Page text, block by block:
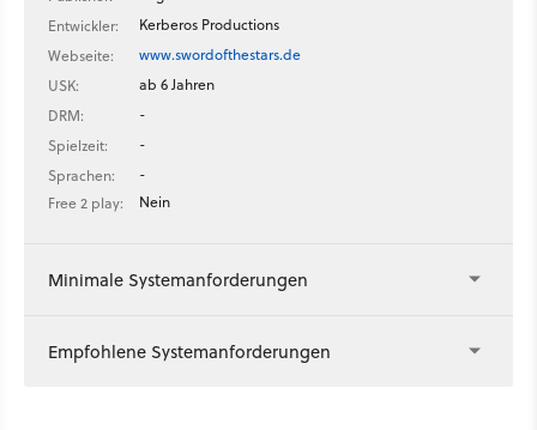
Entwickler:
Kerberos Productions
Webseite:
www.swordofthestars.de
USK:
ab 6 Jahren
DRM:
-
Spielzeit:
-
Sprachen:
-
Free 2 play:
Nein
Minimale Systemanforderungen
Empfohlene Systemanforderungen